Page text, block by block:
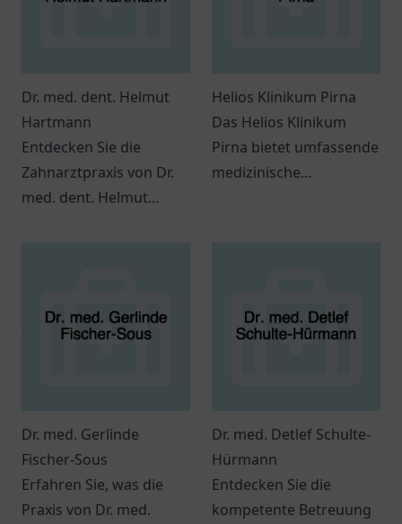
Dr. med. dent. Helmut
Hartmann
Entdecken Sie die
Zahnarztpraxis von Dr.
med. dent. Helmut
Leistungen bietet.
Helios Klinikum Pirna
Das Helios Klinikum
Pirna bietet umfassende
medizinische
Dr. med. Gerlinde
Fischer-Sous
Erfahren Sie, was die
Praxis von Dr. med.
Dr. med. Detlef Schulte-
Hürmann
Entdecken Sie die
kompetente Betreuung